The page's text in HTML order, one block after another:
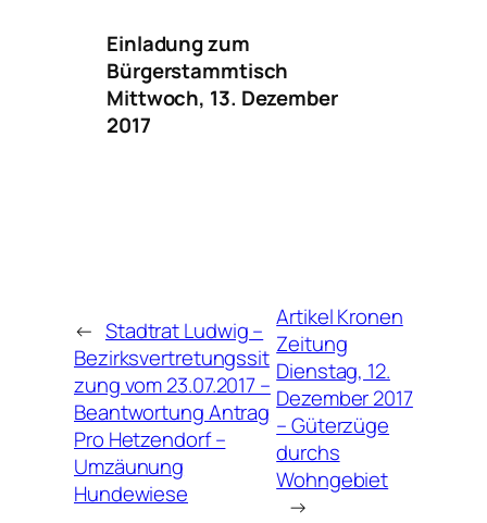
Einladung zum
Bürgerstammtisch
Mittwoch, 13. Dezember
2017
← Stadtrat Ludwig –
Bezirksvertretungssit
zung vom 23.07.2017 –
Beantwortung Antrag
Pro Hetzendorf –
Umzäunung
Hundewiese
Artikel Kronen
Zeitung
Dienstag, 12.
Dezember 2017
– Güterzüge
durchs
Wohngebiet
→